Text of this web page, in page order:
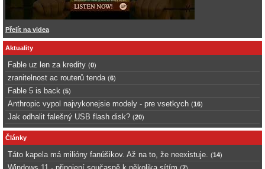
Přejít na videa
Aktuality
Fable uz len za kredity (0)
zranitelnost ac routerů tenda (6)
Fable 5 is back (5)
Anthropic vypol najvykonejsie modely - pre vsetkych (16)
Jak odhalit falešný USB flash disk? (20)
Články
Táto kapela má milióny fanúšikov. Až na to, že neexistuje. (14)